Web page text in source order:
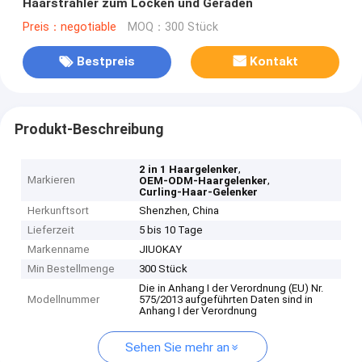
Haarstrahler zum Locken und Geraden
Preis：negotiable MOQ：300 Stück
Bestpreis Kontakt
Produkt-Beschreibung
Markieren
2 in 1 Haargelenker,
OEM-ODM-Haargelenker,
Curling-Haar-Gelenker
Herkunftsort
Shenzhen, China
Lieferzeit
5 bis 10 Tage
Markenname
JIUOKAY
Min Bestellmenge
300 Stück
Modellnummer
Die in Anhang I der Verordnung (EU) Nr.
575/2013 aufgeführten Daten sind in
Anhang I der Verordnung
Sehen Sie mehr an